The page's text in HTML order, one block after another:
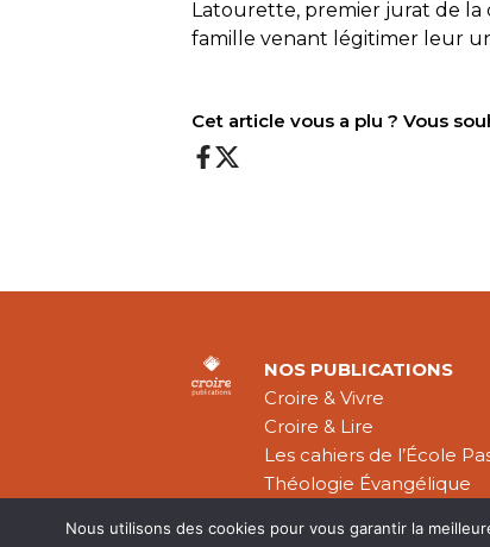
Latourette, premier jurat de la
famille venant légitimer leur
Cet article vous a plu ? Vous
NOS PUBLICATIONS
Croire & Vivre
Croire & Lire
Les cahiers de l’École
Théologie Évangélique
Nous utilisons des cookies pour vous garantir la